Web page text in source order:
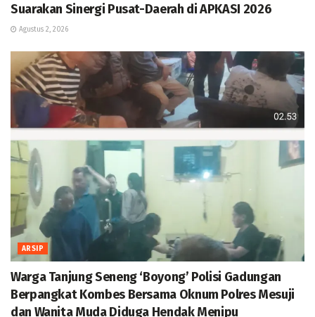
Suarakan Sinergi Pusat-Daerah di APKASI 2026
Agustus 2, 2026
ARSIP
Warga Tanjung Seneng ‘Boyong’ Polisi Gadungan
Berpangkat Kombes Bersama Oknum Polres Mesuji
dan Wanita Muda Diduga Hendak Menipu